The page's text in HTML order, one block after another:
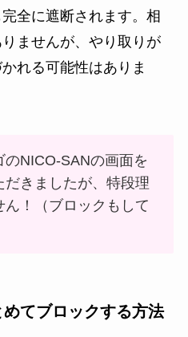
全に遮断されます。相
ませんが、やり取りが
れる可能性はありま
のNICO-SANの画面を
だきましたが、特段理
ん！（ブロックもして
てブロックする方法